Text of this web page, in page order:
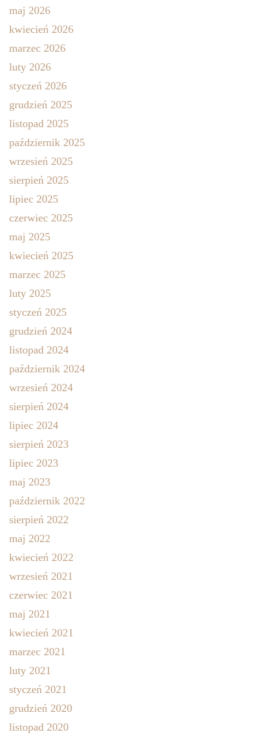
maj 2026
kwiecień 2026
marzec 2026
luty 2026
styczeń 2026
grudzień 2025
listopad 2025
październik 2025
wrzesień 2025
sierpień 2025
lipiec 2025
czerwiec 2025
maj 2025
kwiecień 2025
marzec 2025
luty 2025
styczeń 2025
grudzień 2024
listopad 2024
październik 2024
wrzesień 2024
sierpień 2024
lipiec 2024
sierpień 2023
lipiec 2023
maj 2023
październik 2022
sierpień 2022
maj 2022
kwiecień 2022
wrzesień 2021
czerwiec 2021
maj 2021
kwiecień 2021
marzec 2021
luty 2021
styczeń 2021
grudzień 2020
listopad 2020